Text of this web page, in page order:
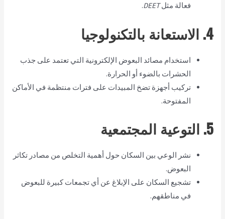
فعالة مثلDEET
.
4. الاستعانة بالتكنولوجيا
استخدام مصائد البعوض الإلكترونية التي تعتمد على جذب
الحشرات بالضوء أو الحرارة.
تركيب أجهزة تضخ المبيدات على فترات منتظمة في الأماكن
المفتوحة.
5. التوعية المجتمعية
نشر الوعي بين السكان حول أهمية التخلص من مصادر تكاثر
البعوض.
تشجيع السكان على الإبلاغ عن أي تجمعات كبيرة للبعوض
في مناطقهم.